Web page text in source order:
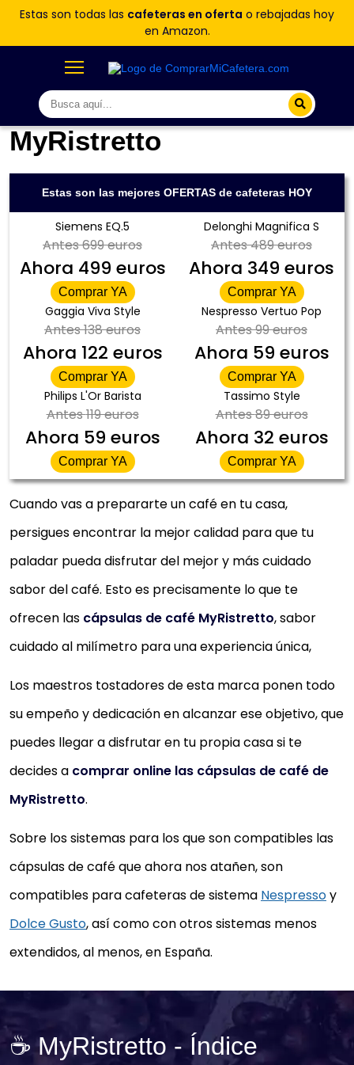
Estas son todas las cafeteras en oferta o rebajadas hoy
en Amazon.
MyRistretto
Estas son las mejores OFERTAS de cafeteras HOY
Siemens EQ.5
Antes699 euros
Ahora 499 euros
Comprar YA
Delonghi Magnifica S
Antes489 euros
Ahora 349 euros
Comprar YA
Gaggia Viva Style
Antes138 euros
Ahora 122 euros
Comprar YA
Nespresso Vertuo Pop
Antes99 euros
Ahora 59 euros
Comprar YA
Philips L'Or Barista
Antes119 euros
Ahora 59 euros
Comprar YA
Tassimo Style
Antes89 euros
Ahora 32 euros
Comprar YA
Cuando vas a prepararte un café en tu casa,
persigues encontrar la mejor calidad para que tu
paladar pueda disfrutar del mejor y más cuidado
sabor del café. Esto es precisamente lo que te
ofrecen las cápsulas de café MyRistretto, sabor
cuidado al milímetro para una experiencia única,
Los maestros tostadores de esta marca ponen todo
su empeño y dedicación en alcanzar ese objetivo, que
puedes llegar a disfrutar en tu propia casa si te
decides a comprar online las cápsulas de café de
MyRistretto.
Sobre los sistemas para los que son compatibles las
cápsulas de café que ahora nos atañen, son
compatibles para cafeteras de sistema Nespressoy
Dolce Gusto, así como con otros sistemas menos
extendidos, al menos, en España.
☕ MyRistretto - Índice